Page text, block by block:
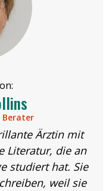
Berater
Ärztin mit
Literatur, die an
studiert hat. Sie
weil sie